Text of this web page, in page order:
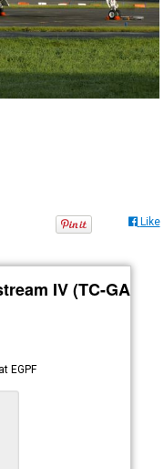
Like
IV (TC-GAP)
atEGPF